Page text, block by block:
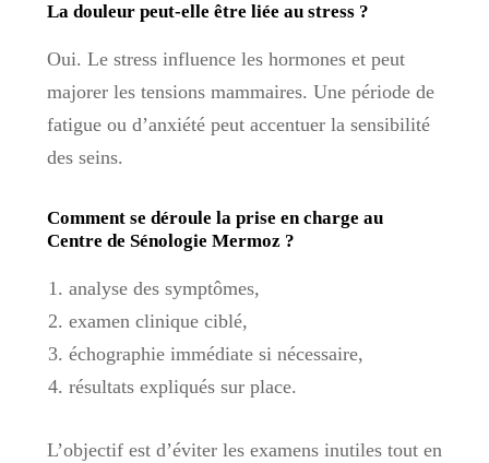
La douleur peut-elle être liée au stress ?
Oui. Le stress influence les hormones et peut
majorer les tensions mammaires. Une période de
fatigue ou d’anxiété peut accentuer la sensibilité
des seins.
Comment se déroule la prise en charge au
Centre de Sénologie Mermoz ?
analyse des symptômes,
examen clinique ciblé,
échographie immédiate si nécessaire,
résultats expliqués sur place.
L’objectif est d’éviter les examens inutiles tout en